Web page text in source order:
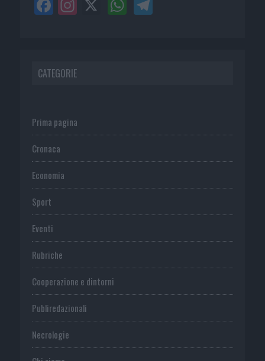
CATEGORIE
Prima pagina
Cronaca
Economia
Sport
Eventi
Rubriche
Cooperazione e dintorni
Publiredazionali
Necrologie